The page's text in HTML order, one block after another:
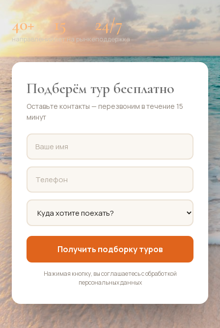
40+
направлений
15
лет на рынке
24/7
поддержка
Подберём тур бесплатно
Оставьте контакты — перезвоним в течение 15
минут
Получить подборку туров
Нажимая кнопку, вы соглашаетесь с обработкой
персональных данных